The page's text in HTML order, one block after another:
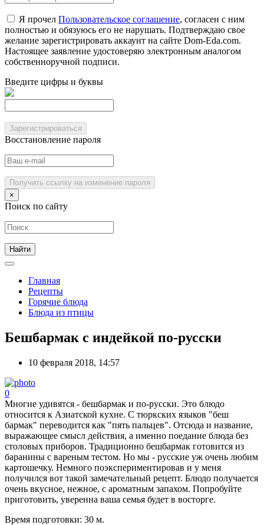
Я прочел Пользовательское соглашение, согласен с ним
полностью и обязуюсь его не нарушать. Подтверждаю свое
желание зарегистрировать аккаунт на сайте Dom-Eda.com.
Настоящее заявление удостоверяю электронным аналогом
собственноручной подписи.
Введите цифры и буквы
Зарегистрироваться
Восстановление пароля
Получить ссылку на изменение пароля
×
Поиск по сайту
Главная
Рецепты
Горячие блюда
Блюда из птицы
Бешбармак с индейкой по-русски
10 февраля 2018, 14:57
0
Многие удивятся - бешбармак и по-русски. Это блюдо
относится к Азиатской кухне. С тюркских языков "беш
бармак" переводится как "пять пальцев". Отсюда и название,
выражающее смысл действия, а именно поедание блюда без
столовых приборов. Традиционно бешбармак готовится из
баранины с вареным тестом. Но мы - русские уж очень любим
картошечку. Немного поэкспериментировав и у меня
получился вот такой замечательный рецепт. Блюдо получается
очень вкусное, нежное, с ароматным запахом. Попробуйте
приготовить, уверенна ваша семья будет в восторге.
Время подготовки: 30 м.